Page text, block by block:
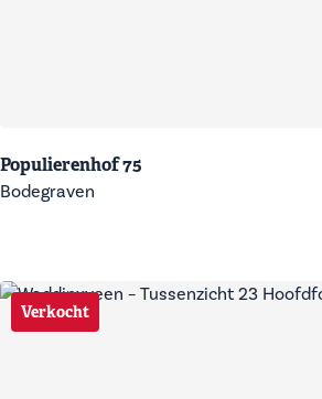
Populierenhof 75
Bodegraven
Verkocht